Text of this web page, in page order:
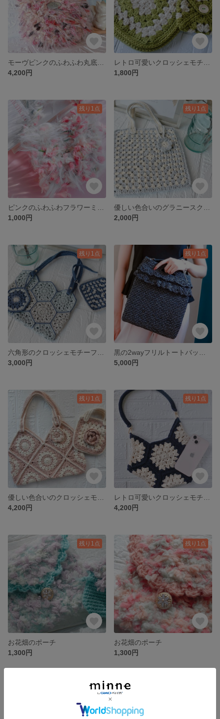
4,200円
1,800円
残り1点
1,000円
残り1点
2,000円
残り1点
3,000円
残り1点
5,000円
残り1点
4,200円
残り1点
4,200円
残り1点
お花畑のポーチ
1,300円
残り1点
お花畑のポーチ
1,300円
残り1点